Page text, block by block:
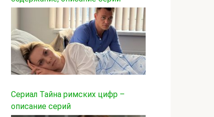
Сериал Тайна римских цифр –
описание серий